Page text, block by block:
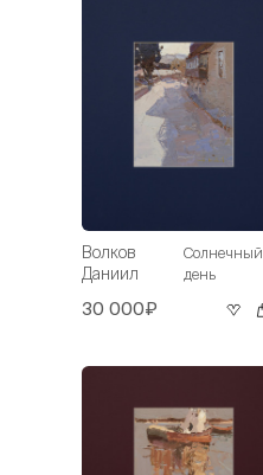
Волков
Даниил
Солнечный
день
30 000₽